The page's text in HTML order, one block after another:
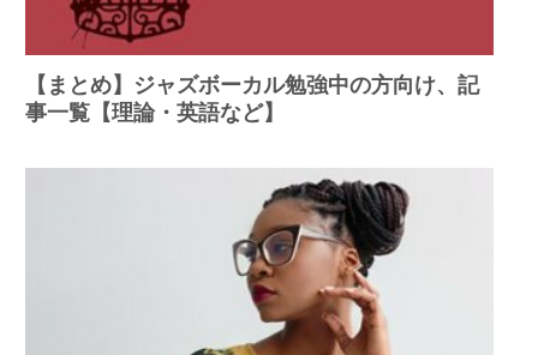
【まとめ】ジャズボーカル勉強中の方向け、記
事一覧【理論・英語など】